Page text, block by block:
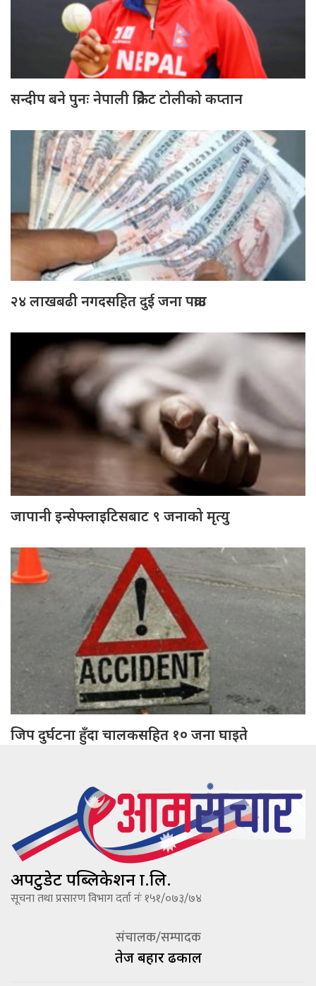
सन्दीप बने पुनः नेपाली क्रिकेट टोलीको कप्तान
२४ लाखबढी नगदसहित दुई जना पक्राउ
जापानी इन्सेफ्लाइटिसबाट ९ जनाको मृत्यु
जिप दुर्घटना हुँदा चालकसहित १० जना घाइते
अपटुडेट पब्लिकेशन प्रा.लि.
सूचना तथा प्रसारण विभाग दर्ता नंः १५१/०७३/७४
संचालक/सम्पादक
तेज बहादूर ढकाल